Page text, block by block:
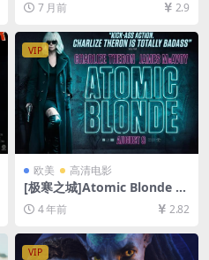
克网盘1080P超清未删减资源]
GB][中英字幕]
7 月前 2.9
VIP
欧美 高清电影
[极寒之城]Atomic Blonde (2
017)[百度网盘+迅雷云盘资源
1080P超清未删减][MP4/7.5G
B][中英字幕]
4 年前 2.82
VIP